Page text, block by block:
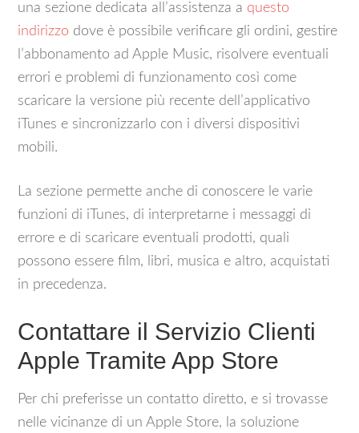
una sezione dedicata all’assistenza a questo
indirizzo dove è possibile verificare gli ordini, gestire
l’abbonamento ad Apple Music, risolvere eventuali
errori e problemi di funzionamento così come
scaricare la versione più recente dell’applicativo
iTunes e sincronizzarlo con i diversi dispositivi
mobili.
La sezione permette anche di conoscere le varie
funzioni di iTunes, di interpretarne i messaggi di
errore e di scaricare eventuali prodotti, quali
possono essere film, libri, musica e altro, acquistati
in precedenza.
Contattare il Servizio Clienti
Apple Tramite App Store
Per chi preferisse un contatto diretto, e si trovasse
nelle vicinanze di un Apple Store, la soluzione